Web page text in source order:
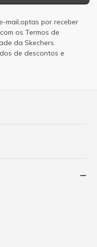
mail,optas por receber
os Termos de
da Skechers.
de descontos e